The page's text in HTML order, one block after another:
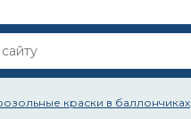
краски в баллончиках